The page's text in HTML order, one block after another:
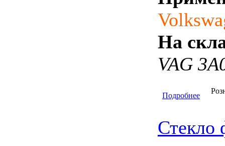
На
VAG
Подробнее
Стекло